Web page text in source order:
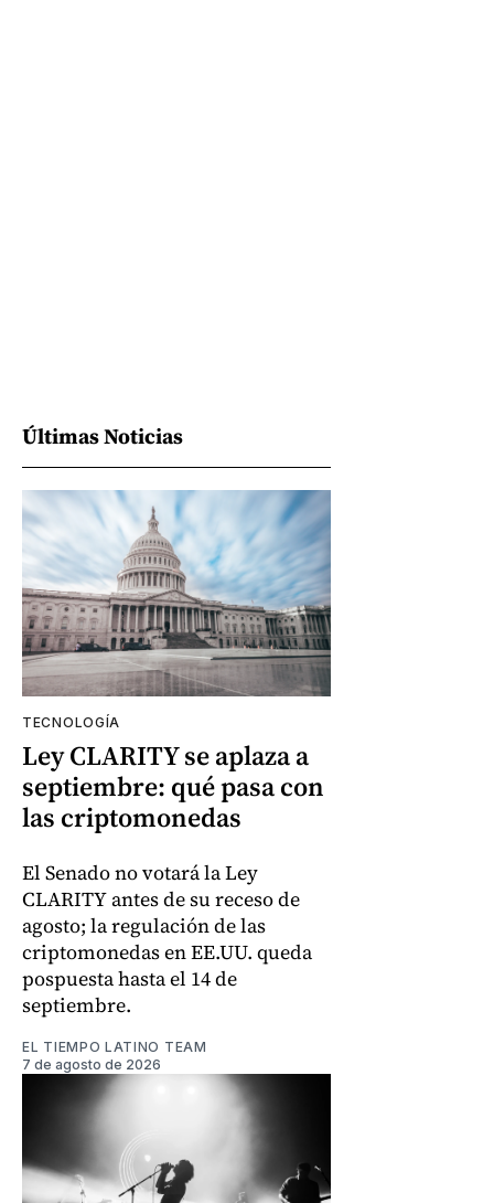
Últimas Noticias
TECNOLOGÍA
Ley CLARITY se aplaza a
septiembre: qué pasa con
las criptomonedas
El Senado no votará la Ley
CLARITY antes de su receso de
agosto; la regulación de las
criptomonedas en EE.UU. queda
pospuesta hasta el 14 de
septiembre.
EL TIEMPO LATINO TEAM
7 de agosto de 2026